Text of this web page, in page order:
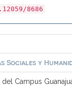
8686
Sociales y
Campus